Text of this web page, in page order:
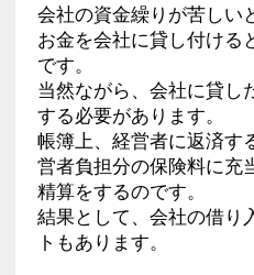
会社の資金繰りが苦しい
お金を会社に貸し付ける
です。
当然ながら、会社に貸し
する必要があります。
帳簿上、経営者に返済す
営者負担分の保険料に充
精算をするのです。
結果として、会社の借り
トもあります。